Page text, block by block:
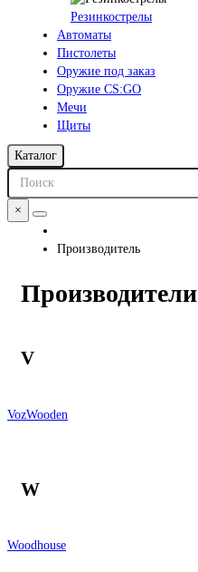
Резинкострелы
Автоматы
Пистолеты
Оружие под заказ
Оружие CS:GO
Мечи
Щиты
Каталог
×
Производитель
Производители
V
VozWooden
W
Woodhouse